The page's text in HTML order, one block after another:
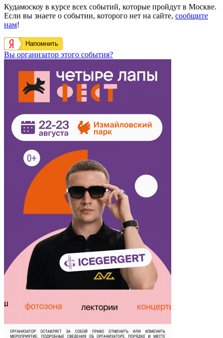
Кудамоскоу в курсе всех событий, которые пройдут в Москве.
Если вы знаете о событии, которого нет на сайте, сообщите
нам!
Напомнить
Вы организатор этого события?